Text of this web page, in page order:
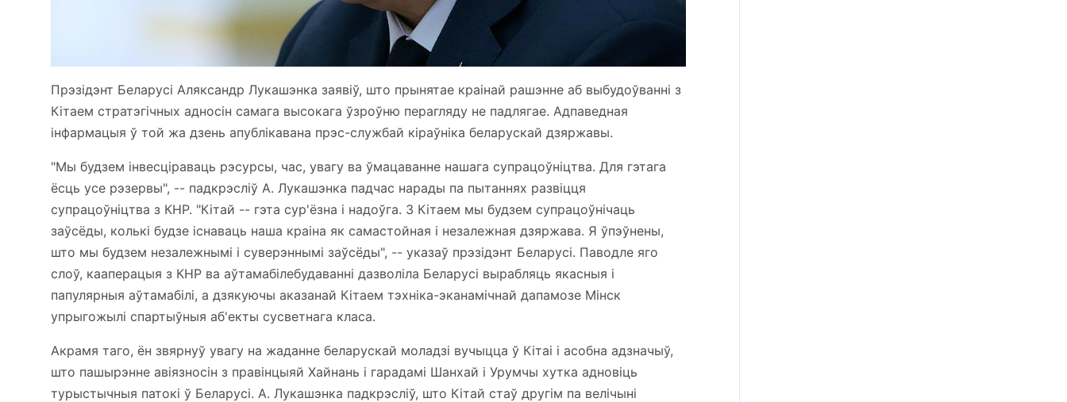
Прэзідэнт Беларусі Аляксандр Лукашэнка заявіў, што прынятае краінай рашэнне аб выбудоўванні з
Кітаем стратэгічных адносін самага высокага ўзроўню перагляду не падлягае. Адпаведная
інфармацыя ў той жа дзень апублікавана прэс-службай кіраўніка беларускай дзяржавы.
"Мы будзем інвесціраваць рэсурсы, час, увагу ва ўмацаванне нашага супрацоўніцтва. Для гэтага
ёсць усе рэзервы", -- падкрэсліў А. Лукашэнка падчас нарады па пытаннях развіцця
супрацоўніцтва з КНР. "Кітай -- гэта сур'ёзна і надоўга. З Кітаем мы будзем супрацоўнічаць
заўсёды, колькі будзе існаваць наша краіна як самастойная і незалежная дзяржава. Я ўпэўнены,
што мы будзем незалежнымі і суверэннымі заўсёды", -- указаў прэзідэнт Беларусі. Паводле яго
слоў, кааперацыя з КНР ва аўтамабілебудаванні дазволіла Беларусі вырабляць якасныя і
папулярныя аўтамабілі, а дзякуючы аказанай Кітаем тэхніка-эканамічнай дапамозе Мінск
упрыгожылі спартыўныя аб'екты сусветнага класа.
Акрамя таго, ён звярнуў увагу на жаданне беларускай моладзі вучыцца ў Кітаі і асобна адзначыў,
што пашырэнне авіязносін з правінцыяй Хайнань і гарадамі Шанхай і Урумчы хутка адновіць
турыстычныя патокі ў Беларусі. А. Лукашэнка падкрэсліў, што Кітай стаў другім па велічыні